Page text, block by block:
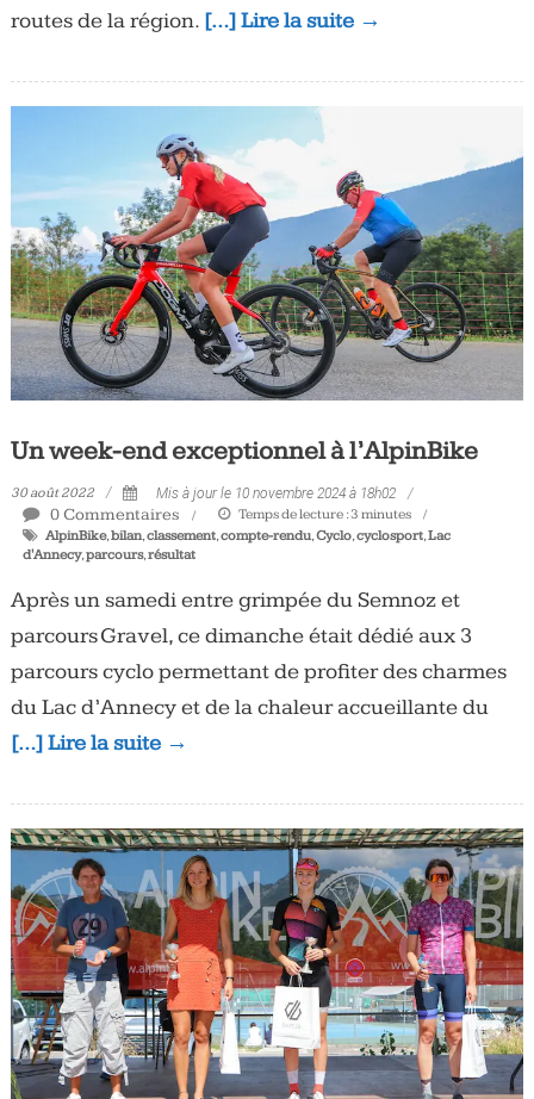
routes de la région. […] Lire la suite →
Un week-end exceptionnel à l’AlpinBike
30 août 2022 Mis à jour le 10 novembre 2024 à 18h02
0 Commentaires Temps de lecture :3 minutes
AlpinBike,bilan,classement,compte-rendu,Cyclo,cyclosport,Lac
d'Annecy,parcours,résultat
Après un samedi entre grimpée du Semnoz et
parcours Gravel, ce dimanche était dédié aux 3
parcours cyclo permettant de profiter des charmes
du Lac d’Annecy et de la chaleur accueillante du
[…] Lire la suite →